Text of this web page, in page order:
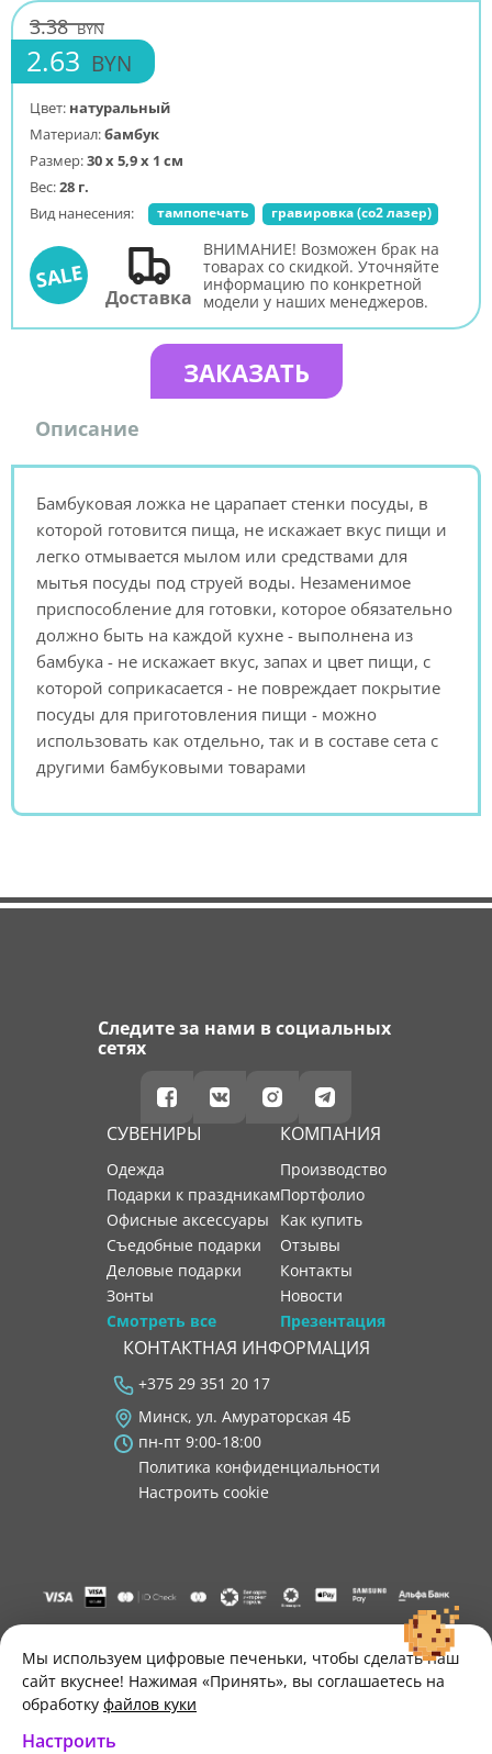
3.38 BYN
2.63 BYN
Цвет: натуральный
Материал:бамбук
Размер:30 х 5,9 х 1 см
Вес:28 г.
Вид нанесения:
тампопечать гравировка (co2 лазер)
SALE
Доставка
ВНИМАНИЕ! Возможен брак на
товарах со скидкой. Уточняйте
информацию по конкретной
модели у наших менеджеров.
ЗАКАЗАТЬ
Описание
Бамбуковая ложка не царапает стенки посуды, в
которой готовится пища, не искажает вкус пищи и
легко отмывается мылом или средствами для
мытья посуды под струей воды. Незаменимое
приспособление для готовки, которое обязательно
должно быть на каждой кухне - выполнена из
бамбука - не искажает вкус, запах и цвет пищи, с
которой соприкасается - не повреждает покрытие
посуды для приготовления пищи - можно
использовать как отдельно, так и в составе сета с
другими бамбуковыми товарами
Следите за нами в социальных
сетях
СУВЕНИРЫ
Одежда
Подарки к праздникам
Офисные аксессуары
Съедобные подарки
Деловые подарки
Зонты
Смотреть все
КОМПАНИЯ
производство
портфолио
как купить
отзывы
контакты
новости
Презентация
КОНТАКТНАЯ ИНФОРМАЦИЯ
+375 29 351 20 17
Минск, ул. Амураторская 4Б
пн-пт 9:00-18:00
Политика конфиденциальности
Настроить cookie
"ООО "Лигатура", УНП 193602931, Республика Беларусь, 220004,
г. Минск, ул. Амураторская, 4Б, цокольный этаж, помещение 3.
Р/с BY34 ALFA 3012 2B24 8200 1027 0000"
Свидетельство о государственной регистрации №193602931
выдано Минским горисполкомом 30.11.2021 г.
Мы используем цифровые печеньки, чтобы сделать наш
сайт вкуснее! Нажимая «Принять», вы соглашаетесь на
обработку файлов куки
Настроить